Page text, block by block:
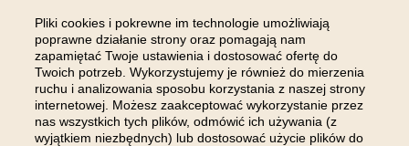
DOŁĄCZ DO NAS NA
INSTAGRAMIE
Pliki cookies i pokrewne im technologie umożliwiają
poprawne działanie strony oraz pomagają nam
zapamiętać Twoje ustawienia i dostosować ofertę do
Twoich potrzeb. Wykorzystujemy je również do mierzenia
ruchu i analizowania sposobu korzystania z naszej strony
internetowej. Możesz zaakceptować wykorzystanie przez
nas wszystkich tych plików, odmówić ich używania (z
wyjątkiem niezbędnych) lub dostosować użycie plików do